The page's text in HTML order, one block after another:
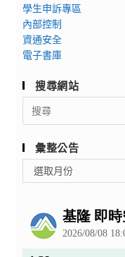
學生申訴專區
內部控制
資通安全
電子書庫
搜尋網站
Search
for:
彙整公告
整
選取月份